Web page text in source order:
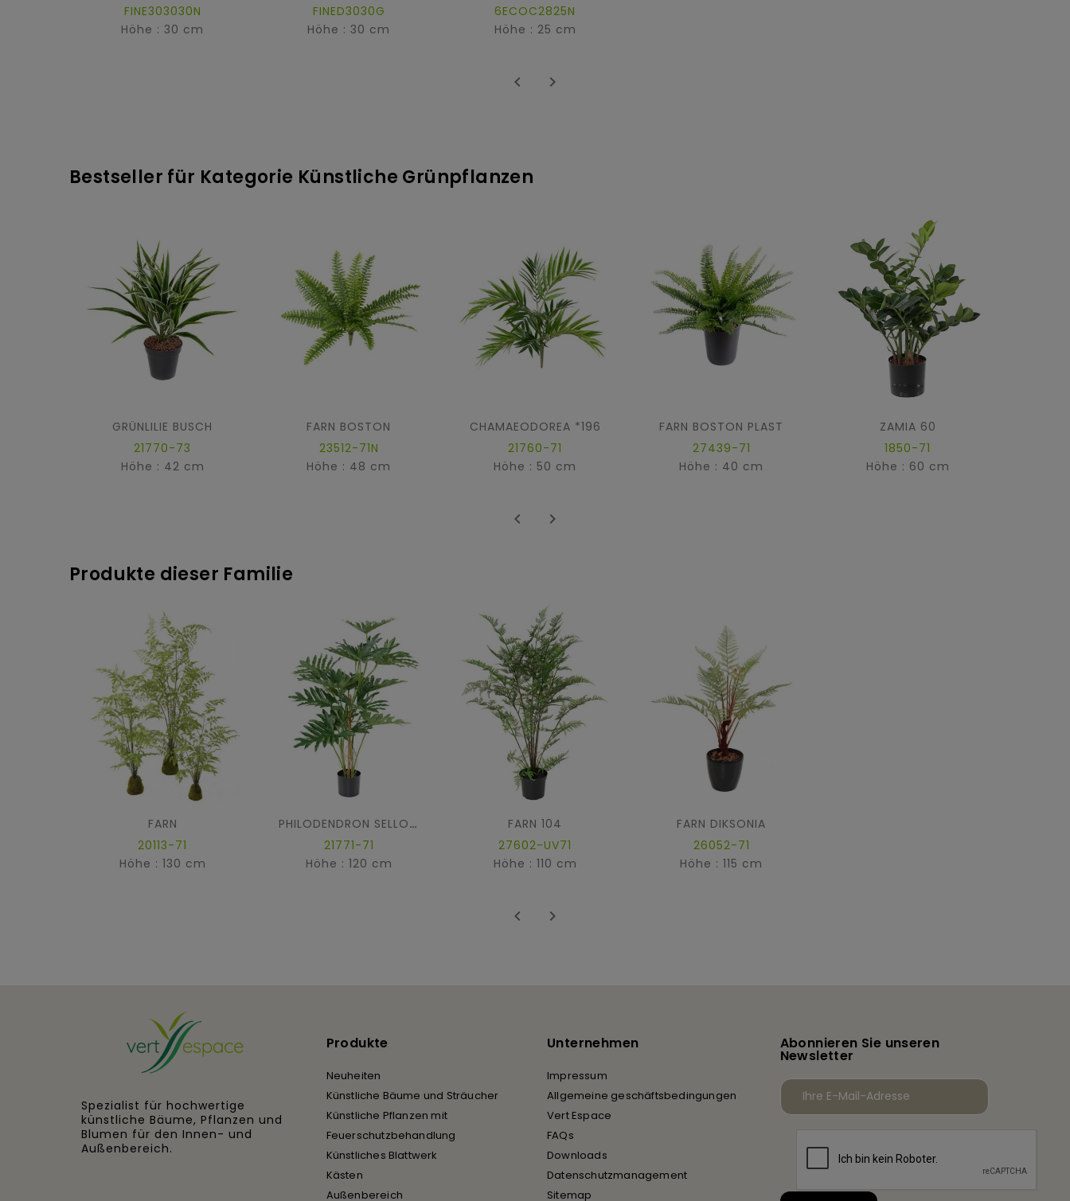
FINE303030N
Höhe : 30 cm
FINED3030G
Höhe : 30 cm
6ECOC2825N
Höhe : 25 cm
 
Bestseller für Kategorie Künstliche Grünpflanzen
GRÜNLILIE BUSCH
21770-73
Höhe : 42 cm
FARN BOSTON
23512-71N
Höhe : 48 cm
CHAMAEODOREA *196
21760-71
Höhe : 50 cm
FARN BOSTON PLAST
27439-71
Höhe : 40 cm
ZAMIA 60
1850-71
Höhe : 60 cm
 
Produkte dieser Familie
FARN
20113-71
Höhe : 130 cm
PHILODENDRON SELLOUM 120
21771-71
Höhe : 120 cm
FARN 104
27602-UV71
Höhe : 110 cm
FARN DIKSONIA
26052-71
Höhe : 115 cm
 
Spezialist für hochwertige
künstliche Bäume, Pflanzen und
Blumen für den Innen- und
Außenbereich.
Produkte
Neuheiten
Künstliche Bäume und Sträucher
Künstliche Pflanzen mit
Feuerschutzbehandlung
Künstliches Blattwerk
Kästen
Außenbereich
Unternehmen
Impressum
Allgemeine geschäftsbedingungen
Vert Espace
FAQs
Downloads
Datenschutzmanagement
Sitemap
Abonnieren Sie unseren
Newsletter